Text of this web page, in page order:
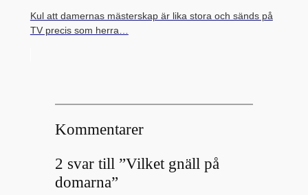
Kul att damernas mästerskap är lika stora och sänds på
TV precis som herra…
Kommentarer
2 svar till ”Vilket gnäll på
domarna”